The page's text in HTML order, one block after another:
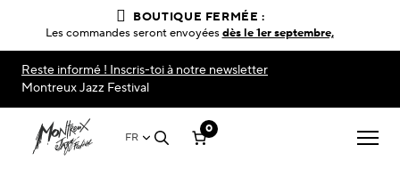
Reste informé ! Inscris-toi à notre newsletter
Montreux Jazz Festival
FR
0
BOUTIQUE FERMÉE :
Les commandes seront envoyéesdès le 1er septembre,